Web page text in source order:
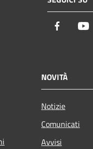
Facebook
NOVITÀ
Notizie
Comunicati
Avvisi